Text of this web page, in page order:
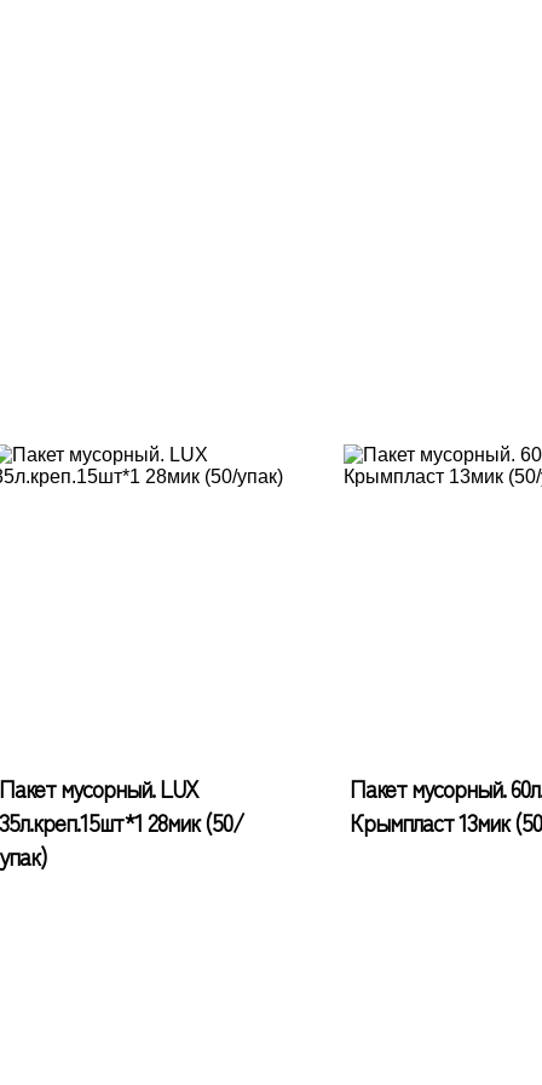
Пакет мусорный. LUX
35л.креп.15шт*1 28мик (50/
упак)
Пакет мусорный.
Крымпласт 13мик